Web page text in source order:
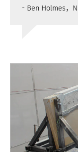
- Ben Holmes，